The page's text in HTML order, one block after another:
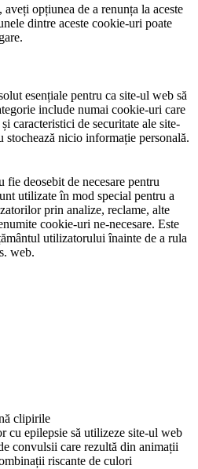
aveți opțiunea de a renunța la aceste
dintre aceste cookie-uri poate
esențiale pentru ca site-ul web să
include numai cookie-uri care
caracteristici de securitate ale site-
nicio informație personală.
deosebit de necesare pentru
utilizate în mod special pentru a
prin analize, reclame, alte
cookie-uri ne-necesare. Este
utilizatorului înainte de a rula
web.
clipirile
cu epilepsie să utilizeze site-ul web
convulsii care rezultă din animații
riscante de culori